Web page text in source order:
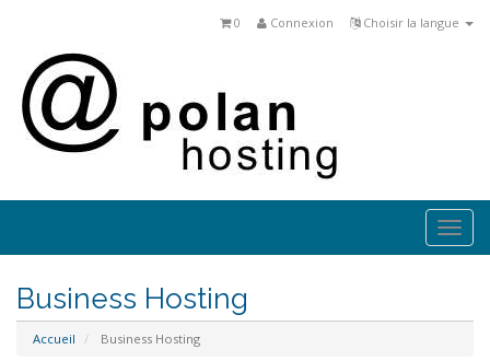
Choisir la langue
Connexion
0
Business Hosting
Accueil Business Hosting